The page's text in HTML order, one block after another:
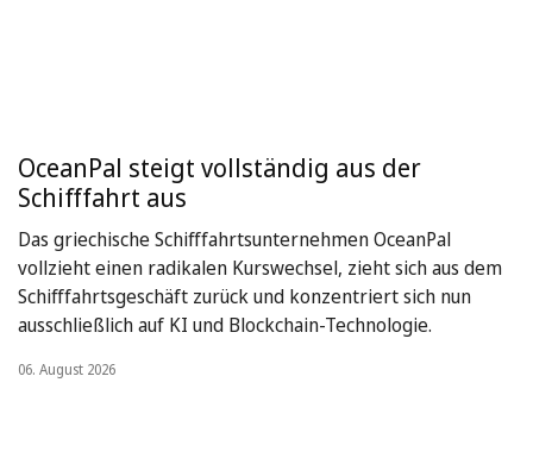
OceanPal steigt vollständig aus der
Schifffahrt aus
Das griechische Schifffahrtsunternehmen OceanPal
vollzieht einen radikalen Kurswechsel, zieht sich aus dem
Schifffahrtsgeschäft zurück und konzentriert sich nun
ausschließlich auf KI und Blockchain-Technologie.
06. August 2026